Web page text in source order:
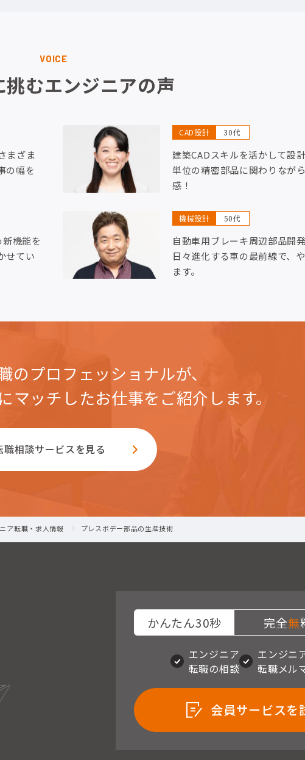
VOICE
挑むエンジニアの声
まざま
の幅を
CAD設計 30代
建築CADスキルを活かして設
単位の精密部品に関わりなが
感！
機能を
せてい
機械設計 50代
自動車用ブレーキ周辺部品開
日々進化する車の最前線で、
ます。
のプロフェッショナルが、
マッチしたお仕事をご紹介します。
職相談サービスを見る
ア転職・求人情報 プレスボデー部品の生産技術
かんたん30秒 完全無
エンジニア
転職の相談
エンジニ
転職メル
会員サービスを